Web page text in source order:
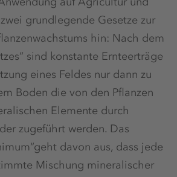
grundlegende Gesetze zur
hin: Nach dem
sind konstante Ernteerträge
eines Feldes nur dann zu
Boden die von den Pflanzen
Elemente durch
zugeführt werden. Das
davon aus, dass jede
Mischung mineralischer